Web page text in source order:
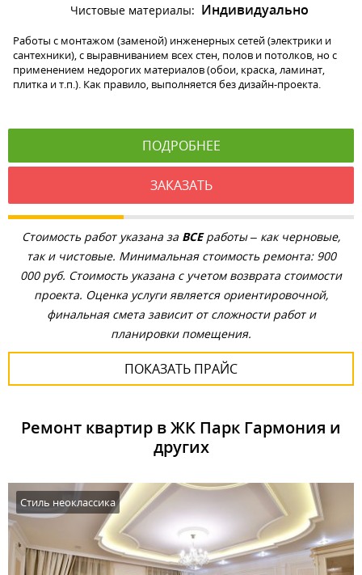
Чистовые материалы: Индивидуально
Работы с монтажом (заменой) инженерных сетей (электрики и
сантехники), с выравниванием всех стен, полов и потолков, но с
применением недорогих материалов (обои, краска, ламинат,
плитка и т.п.). Как правило, выполняется без дизайн-проекта.
ПОДРОБНЕЕ
ЗАКАЗАТЬ
Стоимость работ указана за ВСЕработы – как черновые,
так и чистовые. Минимальная стоимость ремонта: 900
000 руб. Стоимость указана с учетом возврата стоимости
проекта. Оценка услуги является ориентировочной,
финальная смета зависит от сложности работ и
планировки помещения.
ПОКАЗАТЬ ПРАЙС
Ремонт квартир в ЖК Парк Гармония и
других
Стиль неоклассика